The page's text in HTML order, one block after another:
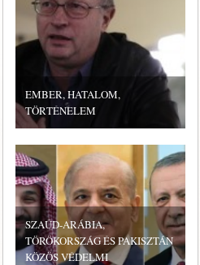
EMBER, HATALOM,
TÖRTÉNELEM
SZAÚD-ARÁBIA,
TÖRÖKORSZÁG ÉS PAKISZTÁN
KÖZÖS VÉDELMI